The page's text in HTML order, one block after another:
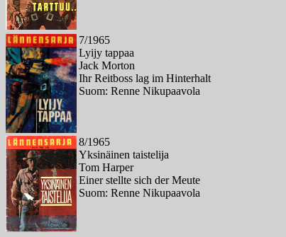
7/1965
Lyijy tappaa
Jack Morton
Ihr Reitboss lag im Hinterhalt
Suom: Renne Nikupaavola
8/1965
Yksinäinen taistelija
Tom Harper
Einer stellte sich der Meute
Suom: Renne Nikupaavola